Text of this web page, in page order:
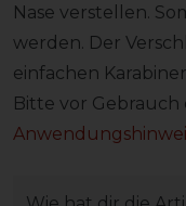
Nase verstellen.
werden. Der
einfachen
Bitte vor Gebrauch